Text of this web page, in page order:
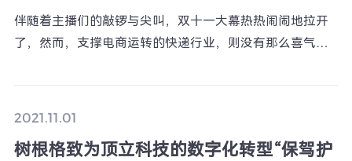
伴随着主播们的敲锣与尖叫，双十一大幕热热闹闹地拉开
了，然而，支撑电商运转的快递行业，则没有那么喜气洋
2021.11.01
树根格致为顶立科技的数字化转型“保驾护